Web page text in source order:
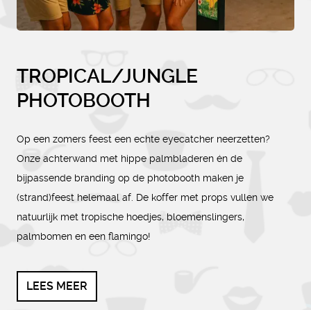
TROPICAL/JUNGLE
PHOTOBOOTH
Op een zomers feest een echte eyecatcher neerzetten?
Onze achterwand met hippe palmbladeren én de
bijpassende branding op de photobooth maken je
(strand)feest helemaal af. De koffer met props vullen we
natuurlijk met tropische hoedjes, bloemenslingers,
palmbomen en een flamingo!
LEES MEER